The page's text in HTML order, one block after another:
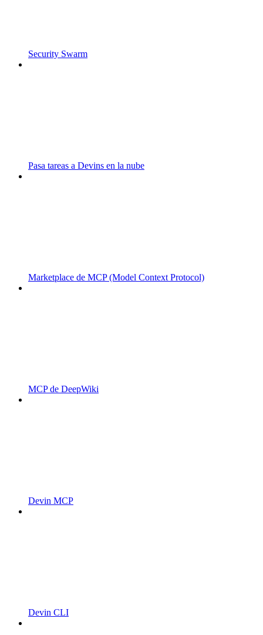
Security Swarm
Pasa tareas a Devins en la nube
Marketplace de MCP (Model Context Protocol)
MCP de DeepWiki
Devin MCP
Devin CLI